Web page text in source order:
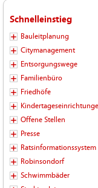
Schnelleinstieg
Bauleitplanung
Citymanagement
Entsorgungswege
Familienbüro
Friedhöfe
Offene Stellen
Presse
Ratsinformationssystem
Robinsondorf
Schwimmbäder